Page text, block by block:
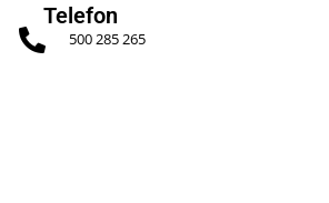
Telefon
500 285 265